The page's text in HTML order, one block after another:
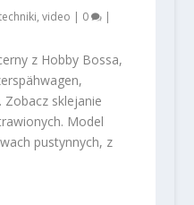
, video | 0 |
z Hobby Bossa,
sklejanie
Model
pustynnych, z